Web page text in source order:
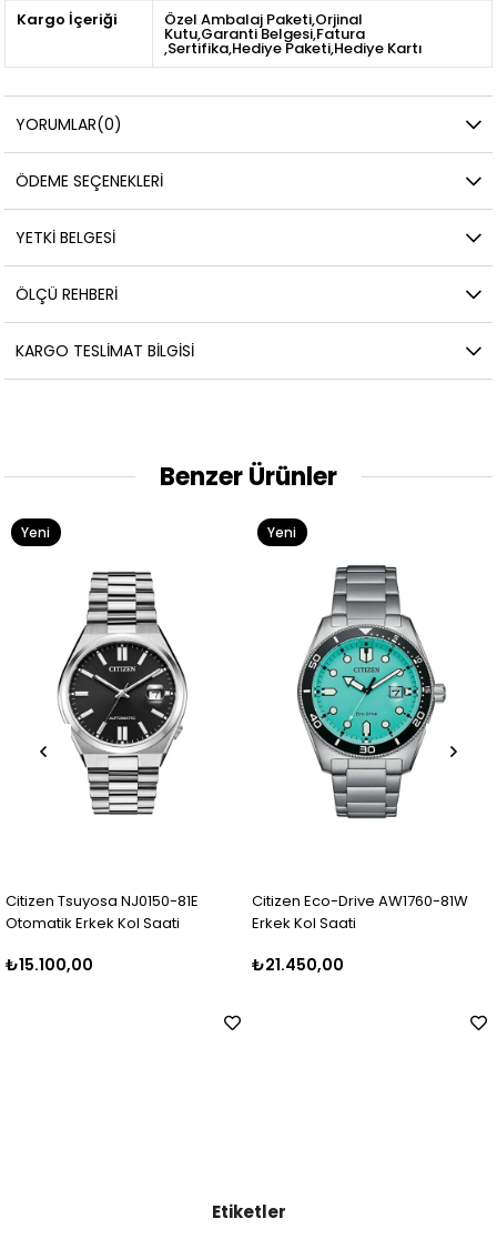
Kargo İçeriği Özel Ambalaj Paketi,Orjinal
Kutu,Garanti Belgesi,Fatura
,Sertifika,Hediye Paketi,Hediye Kartı
YORUMLAR(0)
ÖDEME SEÇENEKLERI
YETKİ BELGESİ
ÖLÇÜ REHBERI
KARGO TESLIMAT BILGISI
Benzer Ürünler
Citizen Tsuyosa NJ0150-81E
Otomatik Erkek Kol Saati
₺15.100,00
Yeni
Citizen Eco-Drive AW1760-81W
Erkek Kol Saati
₺21.450,00
Yeni
Etiketler